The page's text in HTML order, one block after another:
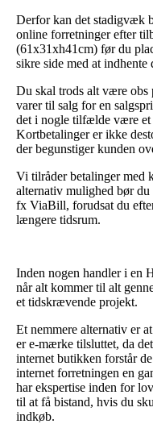
Derfor kan det stadigvæk
online forretninger efter
(61x31xh41cm) før du
sikre side med at indhente
Du skal trods alt være obs
varer til salg for en
det i nogle tilfælde være
Kortbetalinger er ikke
der begunstiger kunden
Vi tilråder betalinger med
alternativ mulighed bør
fx ViaBill, forudsat du
længere tidsrum.
Inden nogen handler i en
når alt kommer til alt
et tidskrævende projekt.
Et nemmere alternativ er
er e-mærke tilsluttet, da
internet butikken forstår
internet forretningen en
har ekspertise inden for
til at få bistand, hvis du
indkøb.